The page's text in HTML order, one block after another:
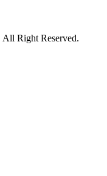
Right Reserved.